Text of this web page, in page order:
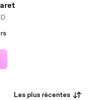
Les plus récentes